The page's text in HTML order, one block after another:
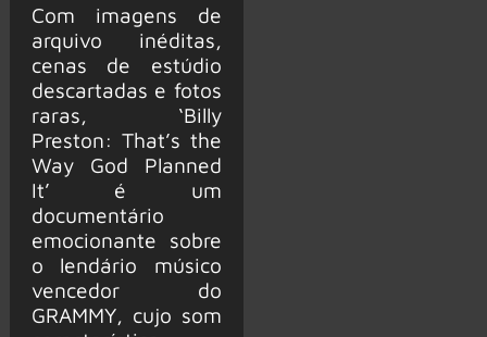
Com imagens de
arquivo inéditas,
cenas de estúdio
descartadas e fotos
raras, ‘Billy
Preston: That’s the
Way God Planned
It’ é um
documentário
emocionante sobre
o lendário músico
vencedor do
GRAMMY, cujo som